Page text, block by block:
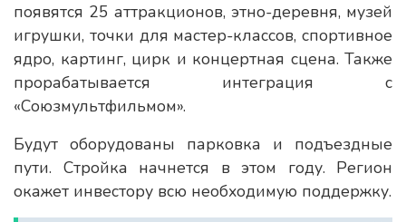
появятся 25 аттракционов, этно-деревня, музей
игрушки, точки для мастер-классов, спортивное
ядро, картинг, цирк и концертная сцена. Также
прорабатывается интеграция с
«Союзмультфильмом».
Будут оборудованы парковка и подъездные
пути. Стройка начнется в этом году. Регион
окажет инвестору всю необходимую поддержку.